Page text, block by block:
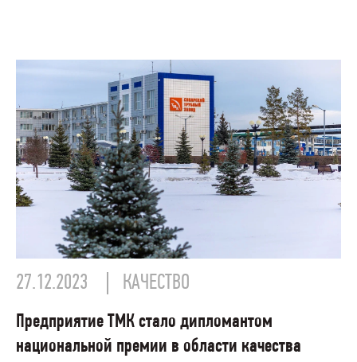
27.12.2023 КАЧЕСТВО
Предприятие ТМК стало дипломантом
национальной премии в области качества